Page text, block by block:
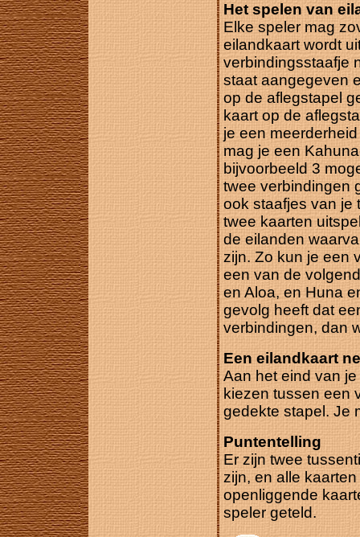
Het spelen van
Elke speler mag
eilandkaart wordt
verbindingsstaafje
staat aangegeven
op de aflegstapel
kaart op de
je een
mag je een
bijvoorbeeld 3
twee verbindingen
ook staafjes van je
twee kaarten
de eilanden
zijn. Zo kun je een
een van de
en Aloa, en Huna
gevolg heeft dat
verbindingen, dan
Een eilandkaart
Aan het eind van
kiezen tussen een
gedekte stapel. Je
Puntentelling
Er zijn twee
zijn, en alle
openliggende
speler geteld.